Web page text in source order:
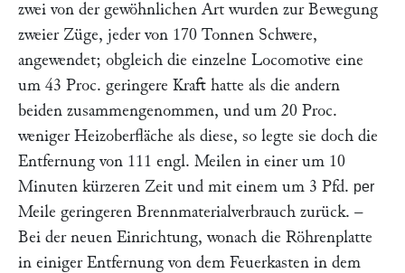
zwei von der gewöhnlichen Art wurden zur Bewegung
zweier Züge, jeder von 170 Tonnen Schwere,
angewendet; obgleich die einzelne Locomotive eine
um 43 Proc. geringere Kraft hatte als die andern
beiden zusammengenommen, und um 20 Proc.
weniger Heizoberfläche als diese, so legte sie doch die
Entfernung von 111 engl. Meilen in einer um 10
Minuten kürzeren Zeit und mit einem um 3 Pfd. per
Meile geringeren Brennmaterialverbrauch zurück. –
Bei der neuen Einrichtung, wonach die Röhrenplatte
in einiger Entfernung von dem Feuerkasten in dem